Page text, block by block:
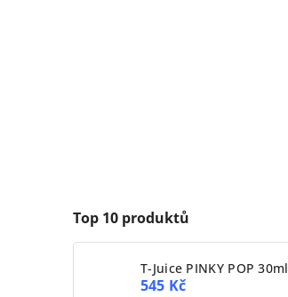
Top 10 produktů
T-Juice PINKY POP 30ml
545 Kč